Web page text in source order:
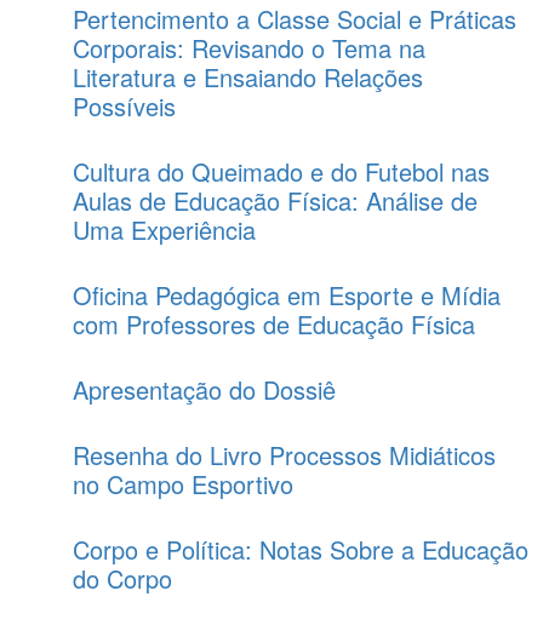
Pertencimento a Classe Social e Práticas
Corporais: Revisando o Tema na
Literatura e Ensaiando Relações
Possíveis
Cultura do Queimado e do Futebol nas
Aulas de Educação Física: Análise de
Uma Experiência
Oficina Pedagógica em Esporte e Mídia
com Professores de Educação Física
Apresentação do Dossiê
Resenha do Livro Processos Midiáticos
no Campo Esportivo
Corpo e Política: Notas Sobre a Educação
do Corpo